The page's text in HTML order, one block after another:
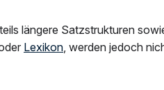
längere Satzstrukturen
Lexikon, werden jedoch